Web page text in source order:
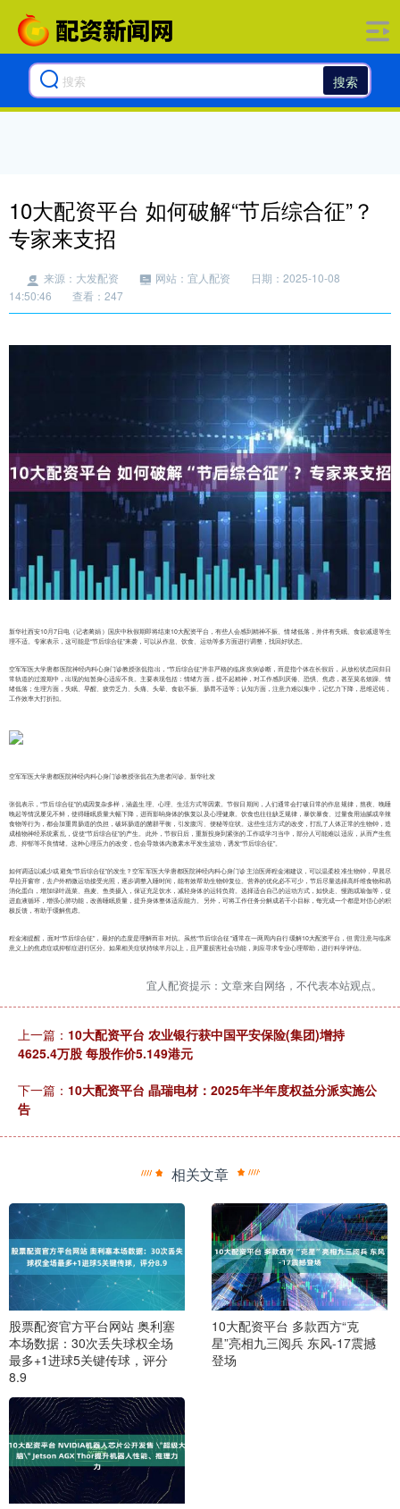
搜索
10大配资平台 如何破解“节后综合征”？
专家来支招
来源：大发配资 网站：宜人配资
日期：2025-10-08
14:50:46
查看：247
新华社西安10月7日电（记者蔺娟）国庆中秋假期即将结束10大配资平台，有些人会感到精神不振、情绪低落，并伴有失眠、食欲减退等生
理不适。专家表示，这可能是“节后综合征”来袭，可以从作息、饮食、运动等多方面进行调整，找回好状态。
空军军医大学唐都医院神经内科心身门诊教授张侃指出，“节后综合征”并非严格的临床疾病诊断，而是指个体在长假后，从放松状态回归日
常轨道的过渡期中，出现的短暂身心适应不良。主要表现包括：情绪方面，提不起精神，对工作感到厌倦、恐惧、焦虑，甚至莫名烦躁、情
绪低落；生理方面，失眠、早醒、疲劳乏力、头痛、头晕、食欲不振、肠胃不适等；认知方面，注意力难以集中，记忆力下降，思维迟钝，
工作效率大打折扣。
空军军医大学唐都医院神经内科心身门诊教授张侃在为患者问诊。新华社发
张侃表示，“节后综合征”的成因复杂多样，涵盖生理、心理、生活方式等因素。节假日期间，人们通常会打破日常的作息规律，熬夜、晚睡
晚起等情况屡见不鲜，使得睡眠质量大幅下降，进而影响身体的恢复以及心理健康。饮食也往往缺乏规律，暴饮暴食、过量食用油腻或辛辣
食物等行为，都会加重胃肠道的负担，破坏肠道的菌群平衡，引发腹泻、便秘等症状。这些生活方式的改变，打乱了人体正常的生物钟，造
成植物神经系统紊乱，促使“节后综合征”的产生。此外，节假日后，重新投身到紧张的工作或学习当中，部分人可能难以适应，从而产生焦
虑、抑郁等不良情绪。这种心理压力的改变，也会导致体内激素水平发生波动，诱发“节后综合征”。
如何调适以减少或避免“节后综合征”的发生？空军军医大学唐都医院神经内科心身门诊主治医师程金湘建议，可以温柔校准生物钟，早晨尽
早拉开窗帘，去户外稍微运动接受光照，逐步调整入睡时间，能有效帮助生物钟复位。营养的优化必不可少，节后尽量选择高纤维食物和易
消化蛋白，增加绿叶蔬菜、燕麦、鱼类摄入，保证充足饮水，减轻身体的运转负荷。选择适合自己的运动方式，如快走、慢跑或瑜伽等，促
进血液循环，增强心肺功能，改善睡眠质量，提升身体整体适应能力。另外，可将工作任务分解成若干小目标，每完成一个都是对信心的积
极反馈，有助于缓解焦虑。
程金湘提醒，面对“节后综合征”，最好的态度是理解而非对抗。虽然“节后综合征”通常在一两周内自行缓解10大配资平台，但需注意与临床
意义上的焦虑症或抑郁症进行区分。如果相关症状持续半月以上，且严重损害社会功能，则应寻求专业心理帮助，进行科学评估。
宜人配资提示：文章来自网络，不代表本站观点。
上一篇： 10大配资平台 农业银行获中国平安保险(集团)增持
4625.4万股 每股作价5.149港元
下一篇： 10大配资平台 晶瑞电材：2025年半年度权益分派实施公
告
相关文章
股票配资官方平台网站 奥利塞
本场数据：30次丢失球权全场
最多+1进球5关键传球，评分
8.9
10大配资平台 多款西方“克
星”亮相九三阅兵 东风-17震撼
登场